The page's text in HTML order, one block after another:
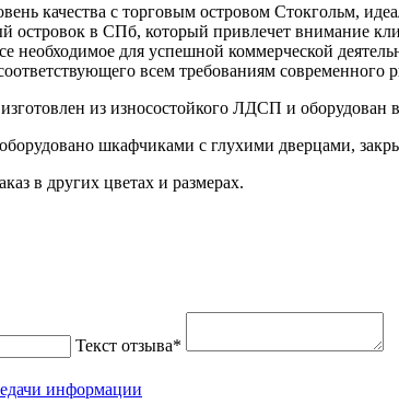
качества с торговым островом Стокгольм,
островок в СПб, который привлечет внимание
необходимое для успешной коммерческой
всем требованиям современного
из износостойкого ЛДСП и оборудован
шкафчиками с глухими дверцами,
в других цветах и размерах.
Текст отзыва*
информации